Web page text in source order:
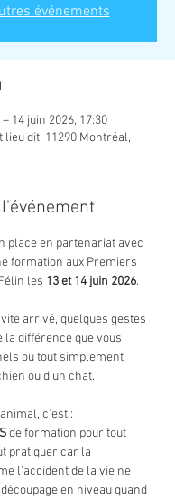
événements
14 juin 2026, 17:30
dit, 11290 Montréal,
place en partenariat avec
formation aux Premiers
les 13 et 14 juin 2026.
arrivé, quelques gestes
la différence que vous
ou tout simplement
ou d'un chat.
c'est :
de formation pour tout
pratiquer car la
l'accident de la vie ne
en niveau quand